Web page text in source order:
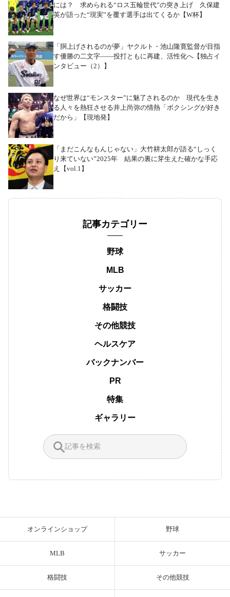
には？ 求められる“ロス五輪世代”の突き上げ 久保建
英が語った“現実”を覆す選手は出てくるか【W杯】
「胴上げされるのが夢」ヤクルト・池山隆寛監督が目指
す優勝の二文字――投打ともに再建、活性化へ【独占イ
ンタビュー（2）】
なぜ世界は“モンスター”に魅了されるのか 現代を生き
る人々を熱狂させる井上尚弥の情熱「ボクシングが好き
だから」【現地発】
「まだこんなもんじゃない」大竹耕太郎が語る“しっく
り来ていない”2025年 結果の裏に芽生えた確かな手応
え【vol.1】
記事カテゴリー
野球
MLB
サッカー
格闘技
その他競技
ヘルスケア
バックナンバー
PR
特集
ギャラリー
オンラインショップ 野球
MLB サッカー
格闘技 その他競技